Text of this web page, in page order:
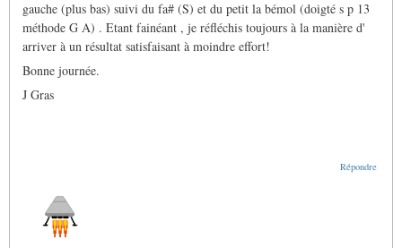
gauche (plus bas) suivi du fa# (S) et du petit la bémol (doigté s p 13
méthode G A) . Etant fainéant , je réfléchis toujours à la manière d'
arriver à un résultat satisfaisant à moindre effort!
Bonne journée.
J Gras
Répondre